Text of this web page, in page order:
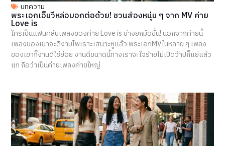
บทความ
พระเอกเอ็มวีหล่อบอกต่อด้วย! ชวนส่องหนุ่ม ๆ จาก MV ค่าย
Love is
ใครเป็นแฟนคลับเพลงของค่าย Love is บ้างยกมือขึ้น! นอกจากค่ายนี้
เพลงของเขาจะดีงามไพเราะเสนาะหูแล้ว พระเอกMVในหลาย ๆ เพลง
ของเขาก็งานดีใช่ย่อย งานดีขนาดนี้ทางเราจะใจร้ายไม่เปิดว้าปก็แย่แล้ว
แก ถือว่าเป็นค่ายเพลงค่ายใหญ่